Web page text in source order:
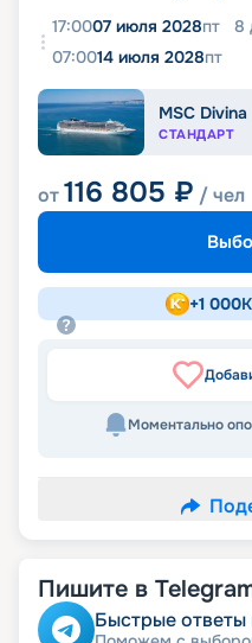
17:0007 июля 2028пт 8
07:0014 июля 2028пт
MSC Divina
СТАНДАРТ
от116 805 ₽ / чел
+1 000
Моментально
Пишите в
Быстрые